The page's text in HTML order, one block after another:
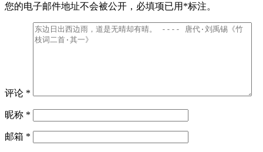
您的电子邮件地址不会被公开， 必填项已用 *标注。
评论 *
昵称 *
邮箱 *